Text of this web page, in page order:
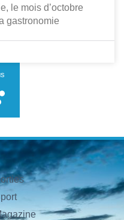
le mois d’octobre
gastronomie